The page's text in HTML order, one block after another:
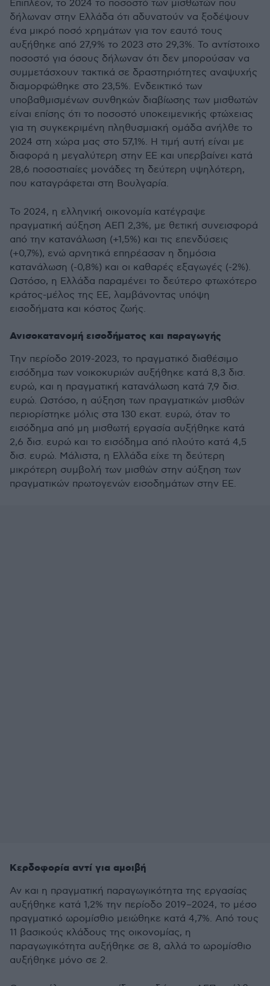
Επιπλέον, το 2024 το ποσοστό των μισθωτών που
δήλωναν στην Ελλάδα ότι αδυνατούν να ξοδέψουν
ένα μικρό ποσό χρημάτων για τον εαυτό τους
αυξήθηκε από 27,9% το 2023 στο 29,3%. Το αντίστοιχο
ποσοστό για όσους δήλωναν ότι δεν μπορούσαν να
συμμετάσχουν τακτικά σε δραστηριότητες αναψυχής
διαμορφώθηκε στο 23,5%. Ενδεικτικό των
υποβαθμισμένων συνθηκών διαβίωσης των μισθωτών
είναι επίσης ότι το ποσοστό υποκειμενικής φτώχειας
για τη συγκεκριμένη πληθυσμιακή ομάδα ανήλθε το
2024 στη χώρα μας στο 57,1%. Η τιμή αυτή είναι με
διαφορά η μεγαλύτερη στην ΕΕ και υπερβαίνει κατά
28,6 ποσοστιαίες μονάδες τη δεύτερη υψηλότερη,
που καταγράφεται στη Βουλγαρία.
Το 2024, η ελληνική οικονομία κατέγραψε
πραγματική αύξηση ΑΕΠ 2,3%, με θετική συνεισφορά
από την κατανάλωση (+1,5%) και τις επενδύσεις
(+0,7%), ενώ αρνητικά επηρέασαν η δημόσια
κατανάλωση (-0,8%) και οι καθαρές εξαγωγές (-2%).
Ωστόσο, η Ελλάδα παραμένει το δεύτερο φτωχότερο
κράτος-μέλος της ΕΕ, λαμβάνοντας υπόψη
εισοδήματα και κόστος ζωής.
Ανισοκατανομή εισοδήματος και παραγωγής
Την περίοδο 2019-2023, το πραγματικό διαθέσιμο
εισόδημα των νοικοκυριών αυξήθηκε κατά 8,3 δισ.
ευρώ, και η πραγματική κατανάλωση κατά 7,9 δισ.
ευρώ. Ωστόσο, η αύξηση των πραγματικών μισθών
περιορίστηκε μόλις στα 130 εκατ. ευρώ, όταν το
εισόδημα από μη μισθωτή εργασία αυξήθηκε κατά
2,6 δισ. ευρώ και το εισόδημα από πλούτο κατά 4,5
δισ. ευρώ. Μάλιστα, η Ελλάδα είχε τη δεύτερη
μικρότερη συμβολή των μισθών στην αύξηση των
πραγματικών πρωτογενών εισοδημάτων στην ΕΕ.
Κερδοφορία αντί για αμοιβή
Αν και η πραγματική παραγωγικότητα της εργασίας
αυξήθηκε κατά 1,2% την περίοδο 2019–2024, το μέσο
πραγματικό ωρομίσθιο μειώθηκε κατά 4,7%. Από τους
11 βασικούς κλάδους της οικονομίας, η
παραγωγικότητα αυξήθηκε σε 8, αλλά το ωρομίσθιο
αυξήθηκε μόνο σε 2.